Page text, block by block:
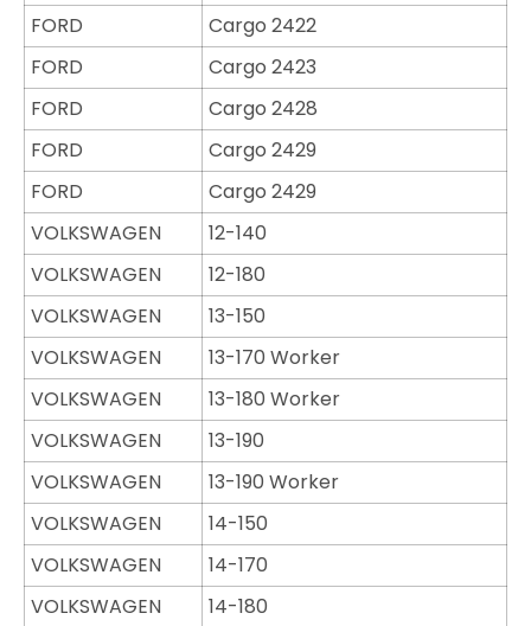
FORD
Cargo 2422
FORD
Cargo 2423
FORD
Cargo 2428
FORD
Cargo 2429
FORD
Cargo 2429
VOLKSWAGEN
12-140
VOLKSWAGEN
12-180
VOLKSWAGEN
13-150
VOLKSWAGEN
13-170 Worker
VOLKSWAGEN
13-180 Worker
VOLKSWAGEN
13-190
VOLKSWAGEN
13-190 Worker
VOLKSWAGEN
14-150
VOLKSWAGEN
14-170
VOLKSWAGEN
14-180